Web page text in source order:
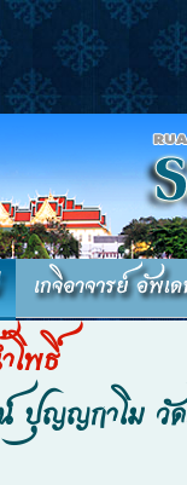
พธิ์
ญญกาโม วั